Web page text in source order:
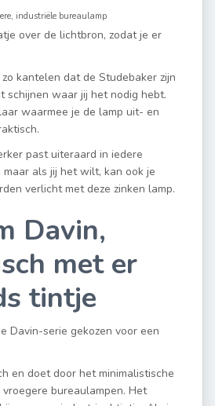
industriële bureaulamp
over de lichtbron, zodat je er
kantelen dat de Studebaker zijn
schijnen waar jij het nodig hebt.
waarmee je de lamp uit- en
past uiteraard in iedere
als jij het wilt, kan ook je
verlicht met deze zinken lamp.
Davin,
met er
tintje
Davin-serie gekozen voor een
en doet door het minimalistische
bureaulampen. Het